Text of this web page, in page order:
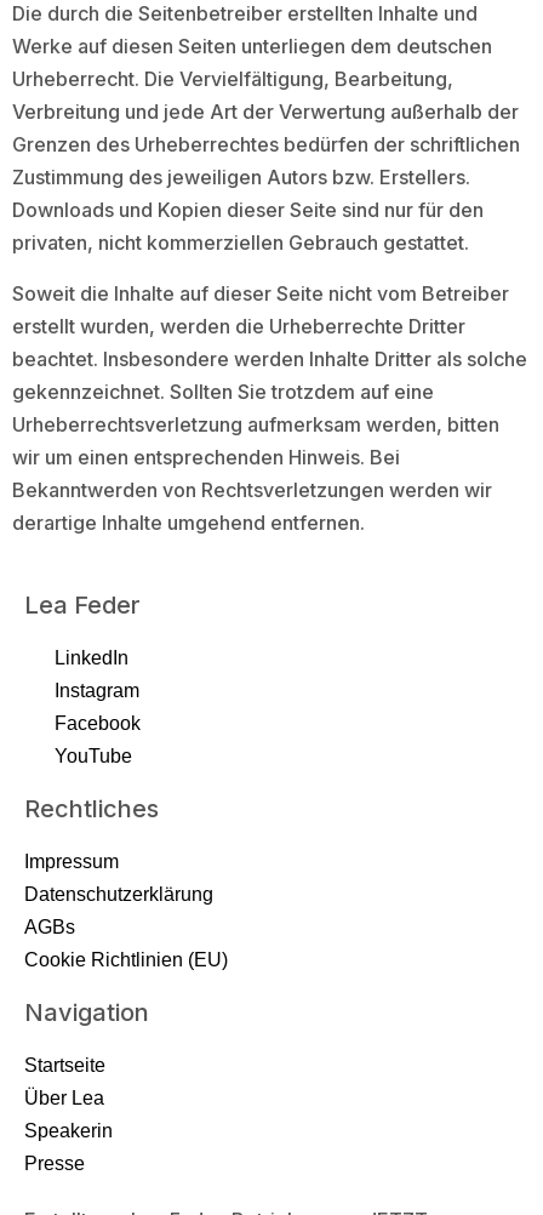
Die durch die Seitenbetreiber erstellten Inhalte und
Werke auf diesen Seiten unterliegen dem deutschen
Urheberrecht. Die Vervielfältigung, Bearbeitung,
Verbreitung und jede Art der Verwertung außerhalb der
Grenzen des Urheberrechtes bedürfen der schriftlichen
Zustimmung des jeweiligen Autors bzw. Erstellers.
Downloads und Kopien dieser Seite sind nur für den
privaten, nicht kommerziellen Gebrauch gestattet.
Soweit die Inhalte auf dieser Seite nicht vom Betreiber
erstellt wurden, werden die Urheberrechte Dritter
beachtet. Insbesondere werden Inhalte Dritter als solche
gekennzeichnet. Sollten Sie trotzdem auf eine
Urheberrechtsverletzung aufmerksam werden, bitten
wir um einen entsprechenden Hinweis. Bei
Bekanntwerden von Rechtsverletzungen werden wir
derartige Inhalte umgehend entfernen.
Lea Feder
LinkedIn
Instagram
Facebook
YouTube
Rechtliches
Impressum
Datenschutzerklärung
AGBs
Cookie Richtlinien (EU)
Navigation
Startseite
Über Lea
Speakerin
Presse